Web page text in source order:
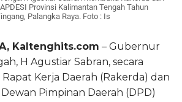
Provinsi Kalimantan Tengah Tahun
Palangka Raya. Foto : Is
Kaltenghits.com – Gubernur
H Agustiar Sabran, secara
Kerja Daerah (Rakerda) dan
Pimpinan Daerah (DPD)